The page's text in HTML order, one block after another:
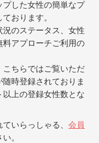
プした女性の簡単なプ
おります。
のステータス、女性
アプローチご利用の
こちらではご覧いただ
時登録されておりま
上の登録女性数とな
いらっしゃる、 会員
。